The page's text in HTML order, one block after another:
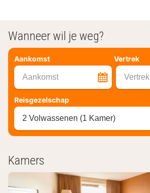
Wanneer wil je weg?
Aankomst Vertrek
Aankomst Vertrek
Reisgezelschap
2 Volwassenen (1 Kamer)
Kamers